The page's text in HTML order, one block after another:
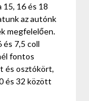
16 és 18
az autónk
megfelelően.
és 7,5 coll
fontos
és osztókört,
és 32 között